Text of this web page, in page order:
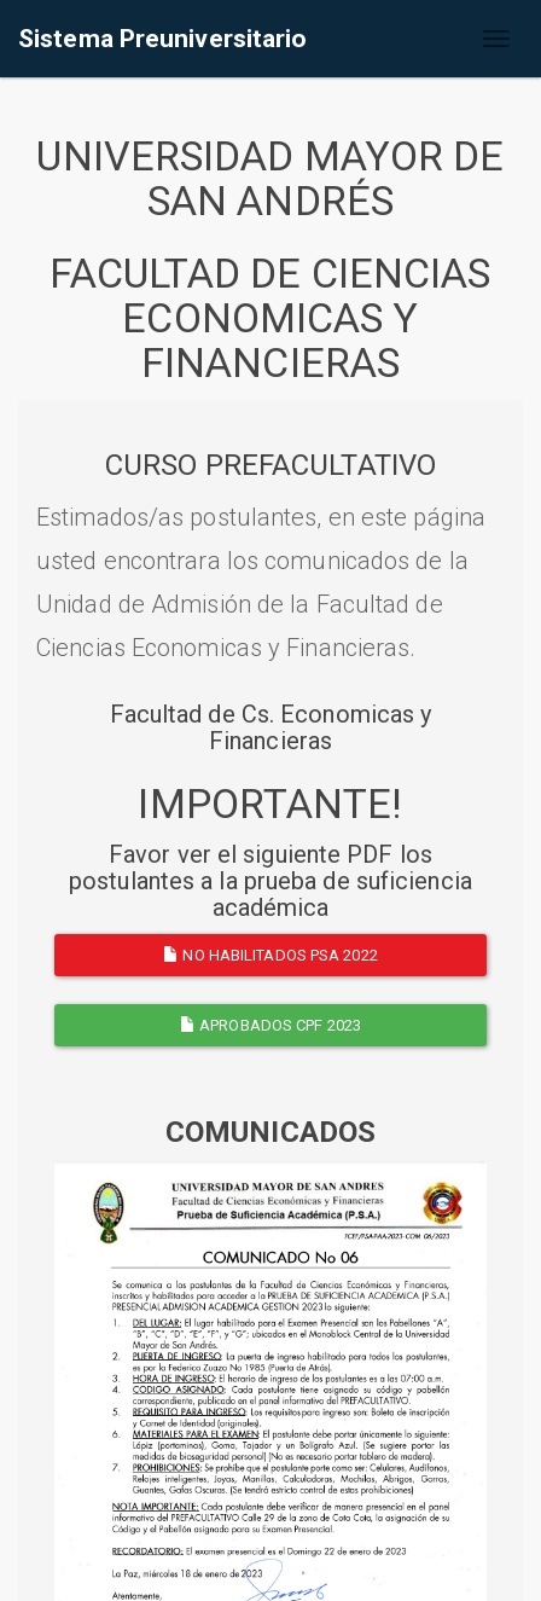
Sistema Preuniversitario
UNIVERSIDAD MAYOR DE
SAN ANDRÉS
FACULTAD DE CIENCIAS
ECONOMICAS Y
FINANCIERAS
CURSO PREFACULTATIVO
Estimados/as postulantes, en este página
usted encontrara los comunicados de la
Unidad de Admisión de la Facultad de
Ciencias Economicas y Financieras.
Facultad de Cs. Economicas y
Financieras
IMPORTANTE!
Favor ver el siguiente PDF los
postulantes a la prueba de suficiencia
académica
NO HABILITADOS PSA 2022
APROBADOS CPF 2023
COMUNICADOS